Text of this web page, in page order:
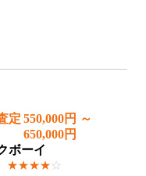
定 550,000円 ～
650,000円
ボーイ
★★★★ ☆